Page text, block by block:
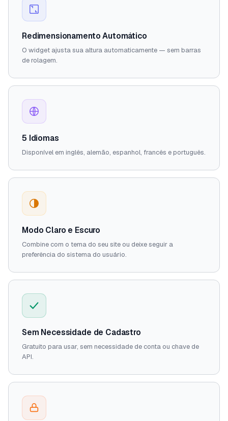
Redimensionamento Automático
O widget ajusta sua altura automaticamente — sem barras
de rolagem.
5 Idiomas
Disponível em inglês, alemão, espanhol, francês e português.
Modo Claro e Escuro
Combine com o tema do seu site ou deixe seguir a
preferência do sistema do usuário.
Sem Necessidade de Cadastro
Gratuito para usar, sem necessidade de conta ou chave de
API.